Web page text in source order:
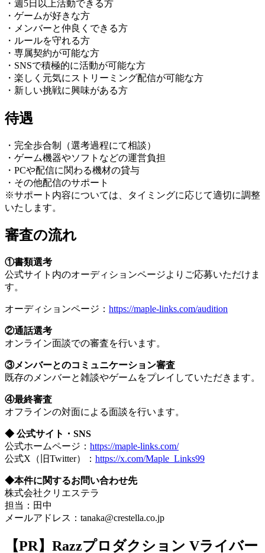
・週5日以上活動できる方
・ゲームが好きな方
・メンバーと仲良くできる方
・ルールを守れる方
・専属契約が可能な方
・SNSで積極的に活動が可能な方
・楽しく元気にストリーミング配信が可能な方
・新しい挑戦に興味がある方
待遇
・完全歩合制（選考過程にて相談）
・ゲーム機器やソフトなどの運営負担
・PCや配信に関わる機材の貸与
・その他配信のサポート
※サポート内容については、タイミングに応じて適切に調整
いたします。
審査の流れ
①書類選考
公式サイト内のオーディションページよりご応募いただけま
す。
オーディションページ： https://maple-links.com/audition
②通話選考
オンライン面談での審査を行います。
③メンバーとのコミュニケーション審査
既存のメンバーと雑談やゲームをプレイしていただきます。
④最終審査
オフラインの対面による面談を行います。
◆ 公式サイト・SNS
公式ホームページ： https://maple-links.com/
公式X（旧Twitter）： https://x.com/Maple_Links99
◆本件に関するお問い合わせ先
株式会社クリエステラ
担当：田中
メールアドレス：tanaka@crestella.co.jp
【PR】Razzプロダクション Vライバー